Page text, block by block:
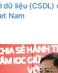
dữ liệu (CSDL)
Nam